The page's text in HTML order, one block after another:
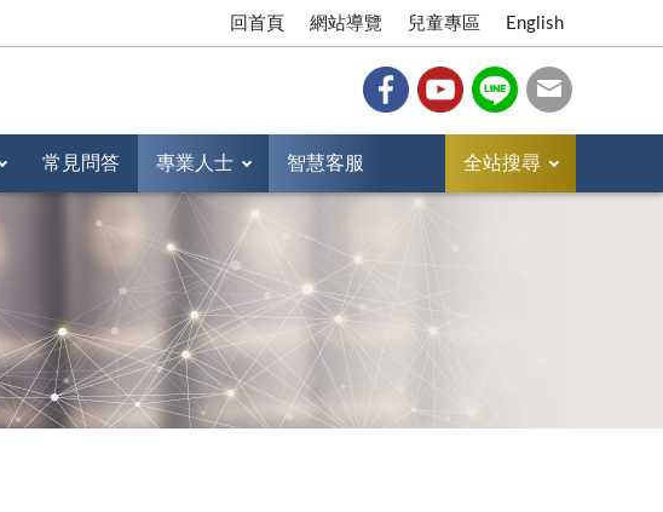
回首頁 網站導覽 兒童專區 English
常見問答 專業人士 智慧客服 全站搜尋